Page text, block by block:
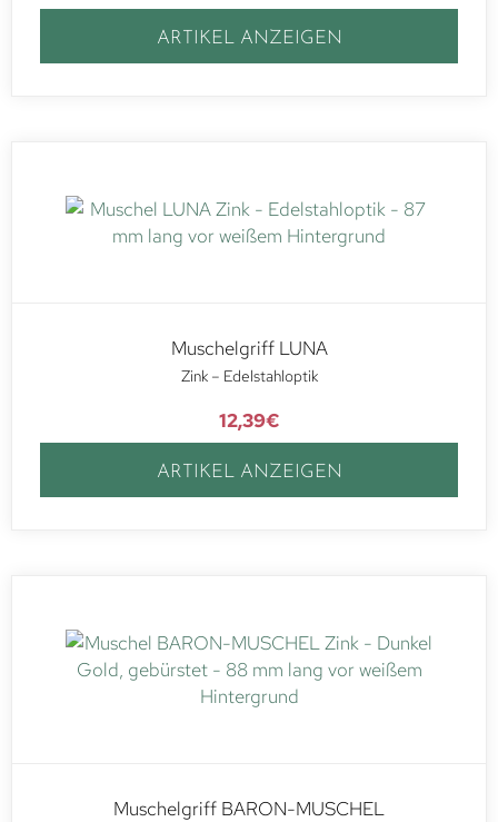
ARTIKEL ANZEIGEN
Muschelgriff LUNA
Zink – Edelstahloptik
12,39€
ARTIKEL ANZEIGEN
Muschelgriff BARON-MUSCHEL